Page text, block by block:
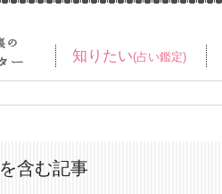
知りたい(占い鑑定)
を含む記事